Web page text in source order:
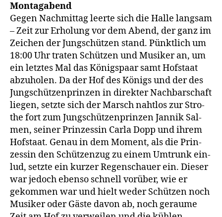
Mon­tag­abend
Gegen Nach­mit­tag leer­te sich die Hal­le lang­sam
– Zeit zur Erho­lung vor dem Abend, der ganz im
Zei­chen der Jung­schüt­zen stand. Pünkt­lich um
18:00 Uhr tra­ten Schüt­zen und Musi­ker an, um
ein letz­tes Mal das Königs­paar samt Hof­staat
abzu­ho­len. Da der Hof des Königs und der des
Jung­schüt­zen­prin­zen in direk­ter Nach­bar­schaft
lie­gen, setz­te sich der Marsch naht­los zur Stro­
the fort zum Jung­schüt­zen­prin­zen Jan­nik Sal­
men, sei­ner Prin­zes­sin Car­la Dopp und ihrem
Hof­staat. Genau in dem Moment, als die Prin­
zes­sin den Schüt­zen­zug zu einem Umtrunk ein­
lud, setz­te ein kur­zer Regen­schau­er ein. Die­ser
war jedoch eben­so schnell vor­über, wie er
gekom­men war und hielt weder Schüt­zen noch
Musi­ker oder Gäs­te davon ab, noch gerau­me